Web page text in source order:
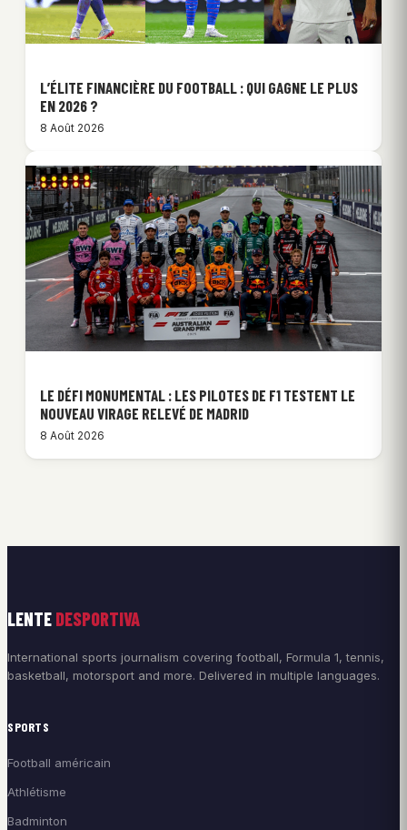
L’ÉLITE FINANCIÈRE DU FOOTBALL : QUI GAGNE LE PLUS
EN 2026 ?
8 Août 2026
LE DÉFI MONUMENTAL : LES PILOTES DE F1 TESTENT LE
NOUVEAU VIRAGE RELEVÉ DE MADRID
8 Août 2026
LENTE DESPORTIVA
International sports journalism covering football, Formula 1, tennis,
basketball, motorsport and more. Delivered in multiple languages.
SPORTS
Football américain
Athlétisme
Badminton